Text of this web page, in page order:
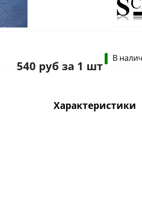
В
540 руб за 1 шт
Характеристики